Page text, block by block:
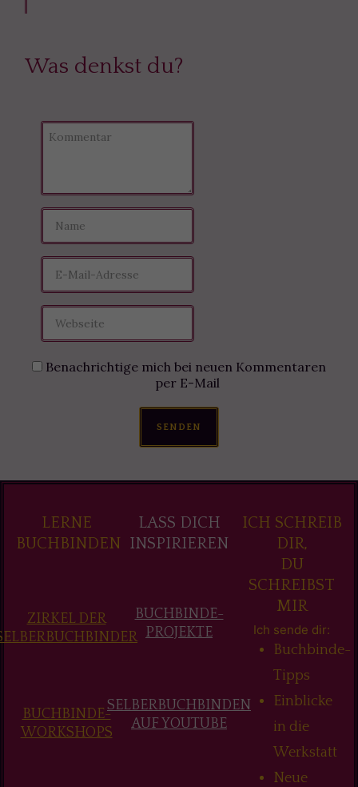
Was denkst du?
Benachrichtige mich bei neuen Kommentaren
per E-Mail
SENDEN
LERNE
BUCHBINDEN
ZIRKEL DER
BUCHBINDE-
WORKSHOPS
LASS DICH
INSPIRIEREN
BUCHBINDE-
PROJEKTE
SELBERBUCHBINDEN
AUF YOUTUBE
ICH SCHREIB
DIR,
DU
SCHREIBST
MIR
Ich sende dir:
Buchbinde-
Tipps
Einblicke
in die
Werkstatt
Neue